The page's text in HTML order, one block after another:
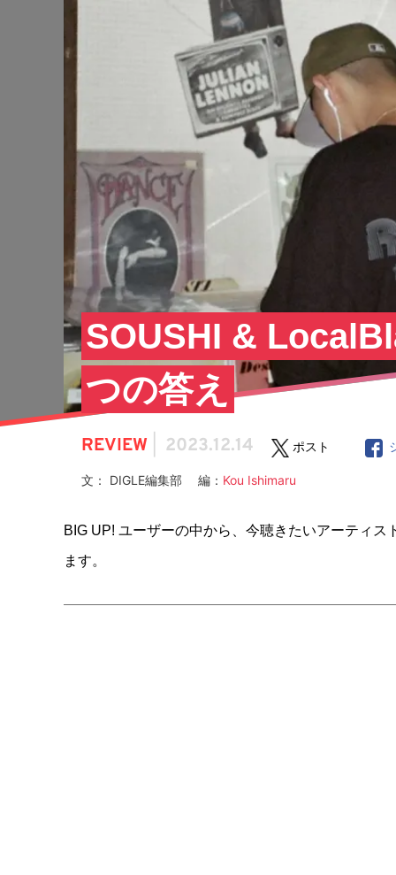
SOUSHI &
つの答え
REVIEW 2023.12.14 ポスト
文： DIGLE編集部 編： Kou Ishimaru
BIG UP! ユーザーの中から、今聴きたいアーティ
ます。